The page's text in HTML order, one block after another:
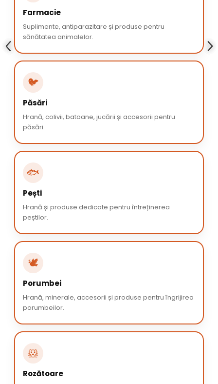
Farmacie
Suplimente, antiparazitare și produse pentru
sănătatea animalelor.
🐦
Păsări
Hrană, colivii, batoane, jucării și accesorii pentru
păsări.
🐟
Pești
Hrană și produse dedicate pentru întreținerea
peștilor.
🕊️
Porumbei
Hrană, minerale, accesorii și produse pentru îngrijirea
porumbeilor.
🐹
Rozătoare